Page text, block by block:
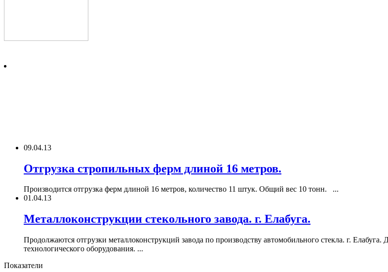
09.04.13
Отгрузка стропильных ферм длиной 16 метров.
Производится отгрузка ферм длиной 16 метров, количество 11 штук. Общий вес 10 тонн. ...
01.04.13
Металлоконструкции стекольного завода. г. Елабуга.
Продолжаются отгрузки металлоконструкций завода по производству автомобильного стекла. г.
технологического оборудования. ...
Показатели